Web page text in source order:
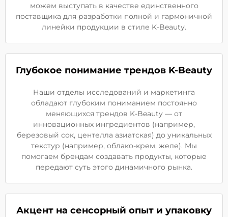
можем выступать в качестве единственного
поставщика для разработки полной и гармоничной
линейки продукции в стиле K-Beauty.
Глубокое понимание трендов K-Beauty
Наши отделы исследований и маркетинга
обладают глубоким пониманием постоянно
меняющихся трендов K-Beauty — от
инновационных ингредиентов (например,
березовый сок, центелла азиатская) до уникальных
текстур (например, облако-крем, желе). Мы
помогаем брендам создавать продукты, которые
передают суть этого динамичного рынка.
Акцент на сенсорный опыт и упаковку